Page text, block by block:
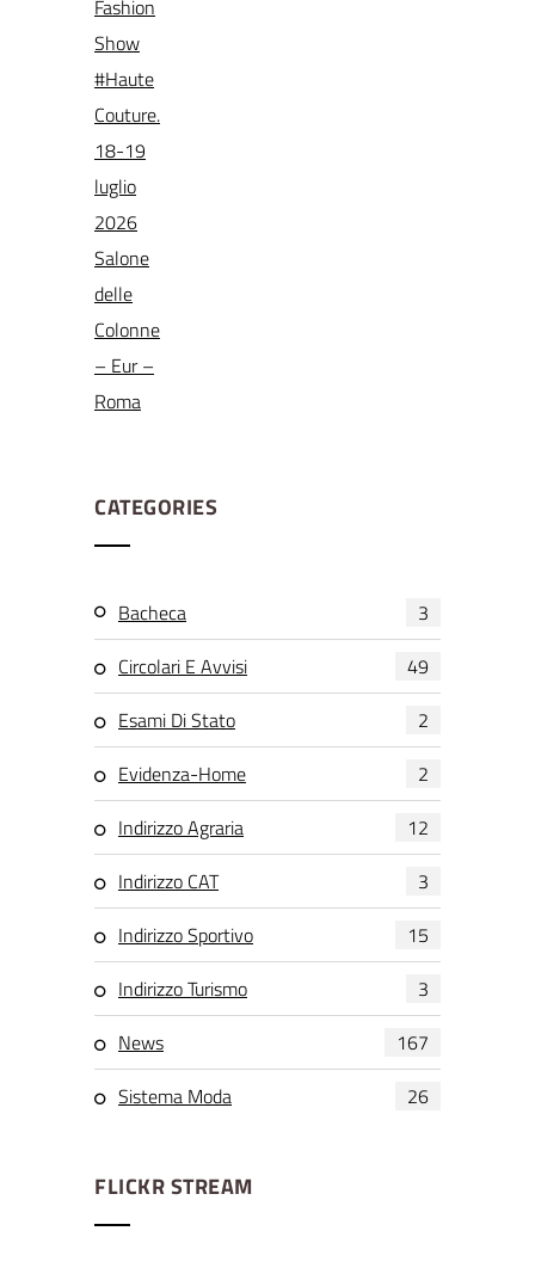
CATEGORIES
Bacheca
3
Circolari E Avvisi
49
Esami Di Stato
2
Evidenza-Home
2
Indirizzo Agraria
12
Indirizzo CAT
3
Indirizzo Sportivo
15
Indirizzo Turismo
3
News
167
Sistema Moda
26
FLICKR STREAM